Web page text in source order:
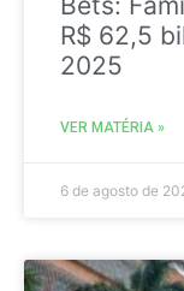
R$ 62,5
2025
VER MATÉRIA »
6 de agosto de